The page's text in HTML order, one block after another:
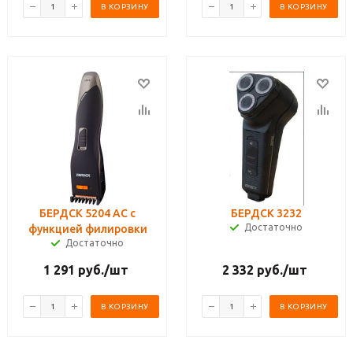
В КОРЗИНУ В КОРЗИНУ
БЕРДСК 5204 АС с
функцией филировки
Достаточно
1 291 руб./шт
В КОРЗИНУ
БЕРДСК 3232
Достаточно
2 332 руб./шт
В КОРЗИНУ